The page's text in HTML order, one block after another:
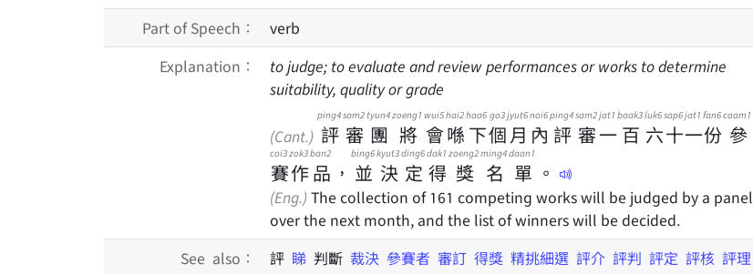
Part of Speech：
verb
Explanation：
to judge; to evaluate and review performances or works to determine
suitability, quality or grade
(Cant.) 評
ping4
審
sam2
團
tyun4
將
zoeng1
會
wui5
喺
hai2
下
haa6
個
go3
月
jyut6
內
noi6
評
ping4
審
sam2
一
jat1
百
baak3
六
luk6
十
sap6
一
jat1
份
fan6
參
caam1
賽
coi3
作
zok3
品
ban2
， 並
bing6
決
kyut3
定
ding6
得
dak1
獎
zoeng2
名
ming4
單
daan1
。
(Eng.) The collection of 161 competing works will be judged by a panel
over the next month, and the list of winners will be decided.
See also：
評 睇 判斷 裁決 參賽者 審訂 得獎 精挑細選 評介 評判 評定 評核 評理